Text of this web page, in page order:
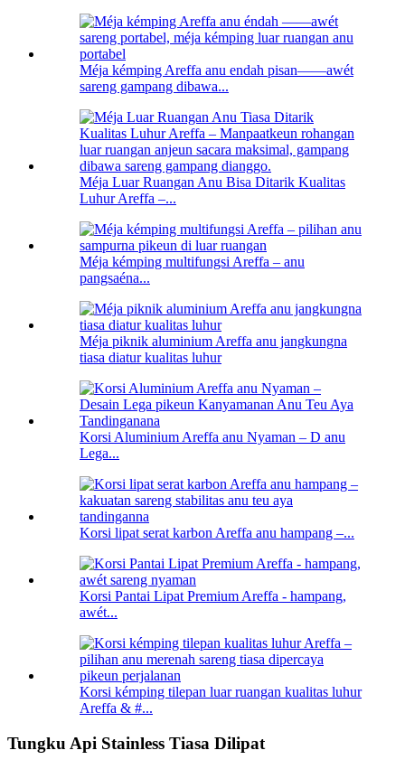
Méja kémping Areffa anu endah pisan——awét
sareng gampang dibawa...
Méja Luar Ruangan Anu Bisa Ditarik Kualitas
Luhur Areffa –...
Méja kémping multifungsi Areffa – anu
pangsaéna...
Méja piknik aluminium Areffa anu jangkungna
tiasa diatur kualitas luhur
Korsi Aluminium Areffa anu Nyaman – D anu
Lega...
Korsi lipat serat karbon Areffa anu hampang –...
Korsi Pantai Lipat Premium Areffa - hampang,
awét...
Korsi kémping tilepan luar ruangan kualitas luhur
Areffa & #...
Tungku Api Stainless Tiasa Dilipat